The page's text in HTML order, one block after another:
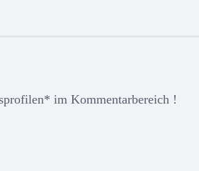
im Kommentarbereich !